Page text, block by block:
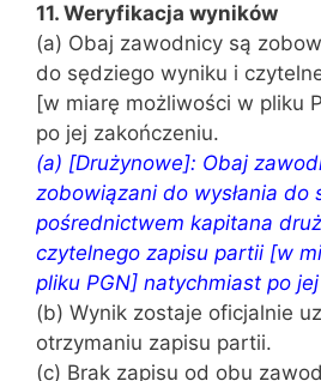
11. Weryfikacja wyników
(a) Obaj zawodnicy są
do sędziego wyniku i
[w miarę możliwości w pliku
po jej zakończeniu.
(a) [Drużynowe]: Obaj
zobowiązani do wysłania do
pośrednictwem kapitana
czytelnego zapisu partii [w
pliku PGN] natychmiast po
(b) Wynik zostaje oficjalnie
otrzymaniu zapisu partii.
(c) Brak zapisu od obu